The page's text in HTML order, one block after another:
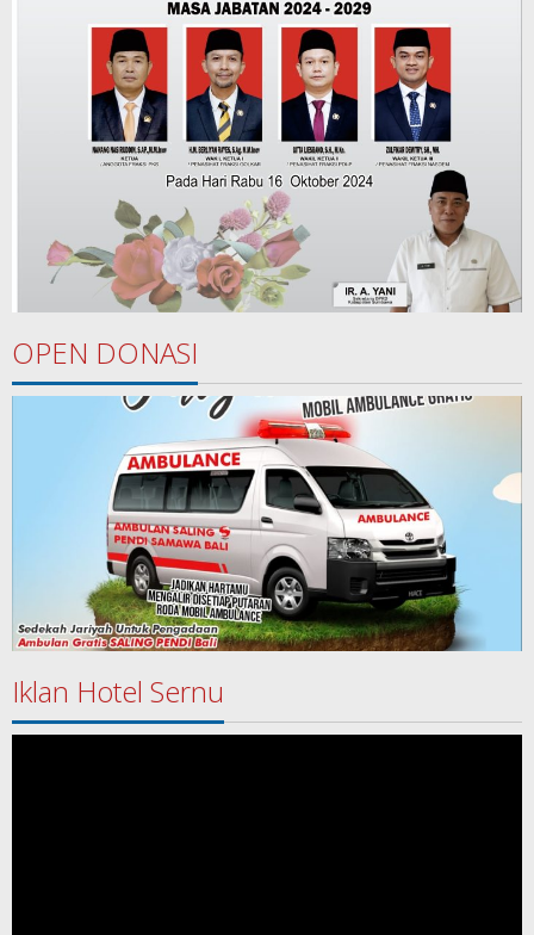
OPEN DONASI
Iklan Hotel Sernu